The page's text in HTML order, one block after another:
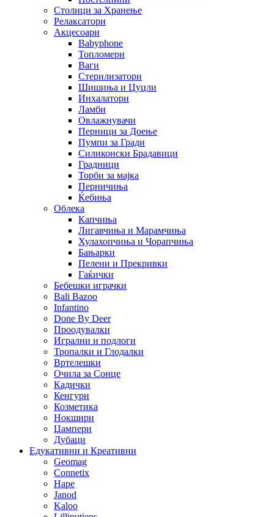
Столици за Хранење
Релаксатори
Акцесоари
Babyphone
Топломери
Ваги
Стерилизатори
Шишиња и Цуцли
Инхалатори
Ламби
Овлажнувачи
Перници за Доење
Пумпи за Гради
Силиконски Брадавици
Градници
Торби за мајка
Перничиња
Ќебиња
Облека
Капчиња
Лигавчиња и Марамчиња
Хулахопчиња и Чорапчиња
Бањарки
Пелени и Прекривки
Гаќички
Бебешки играчки
Bali Bazoo
Infantino
Done By Deer
Проодувалки
Игрални и подлоги
Тропалки и Глодалки
Вртелешки
Очила за Сонце
Кадички
Кенгури
Козметика
Нокшири
Џампери
Дубаци
Едукативни и Креативни
Geomag
Connetix
Hape
Janod
Kaloo